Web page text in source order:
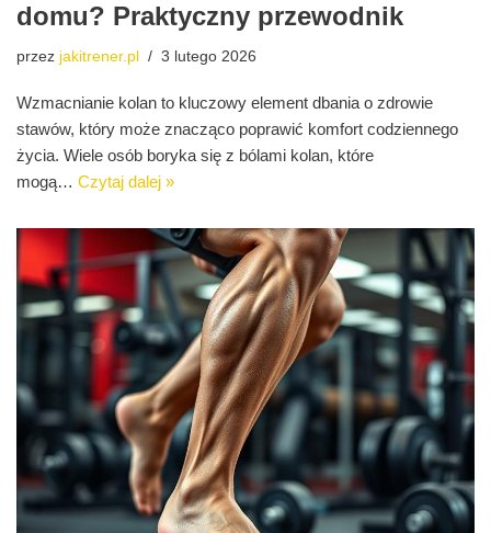
domu? Praktyczny przewodnik
przez jakitrener.pl 3 lutego 2026
Wzmacnianie kolan to kluczowy element dbania o zdrowie
stawów, który może znacząco poprawić komfort codziennego
życia. Wiele osób boryka się z bólami kolan, które
mogą… Czytaj dalej »